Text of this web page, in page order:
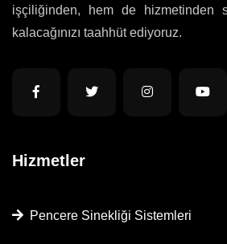
işçiliğinden, hem de hizmetinden
kalacağınızı taahhüt ediyoruz.
Hizmetler
Pencere Sinekliği Sistemleri